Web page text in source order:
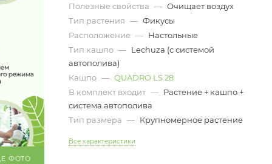
ФОТО
Полезные свойства — Очищает воздух
Тип растения — Фикусы
Расположение — Настольные
Тип кашпо — Lechuza (с системой
автополива)
Кашпо — QUADRO LS 28
В комплект входит — Растение + кашпо +
система автополива
Тип размера — Крупномерное растение
Все характеристики